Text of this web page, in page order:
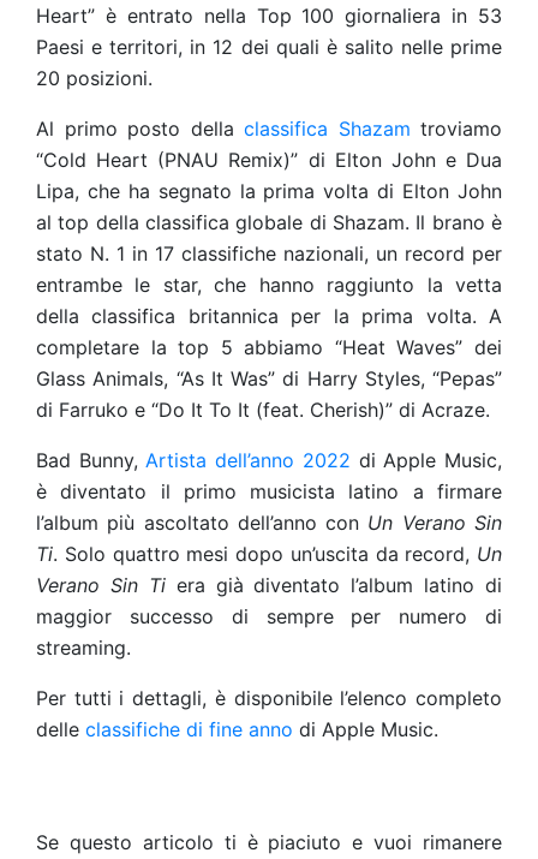
Heart” è entrato nella Top 100 giornaliera in 53
Paesi e territori, in 12 dei quali è salito nelle prime
20 posizioni.
Al primo posto della classifica Shazam troviamo
“Cold Heart (PNAU Remix)” di Elton John e Dua
Lipa, che ha segnato la prima volta di Elton John
al top della classifica globale di Shazam. Il brano è
stato N. 1 in 17 classifiche nazionali, un record per
entrambe le star, che hanno raggiunto la vetta
della classifica britannica per la prima volta. A
completare la top 5 abbiamo “Heat Waves” dei
Glass Animals, “As It Was” di Harry Styles, “Pepas”
di Farruko e “Do It To It (feat. Cherish)” di Acraze.
Bad Bunny,Artista dell’anno 2022 di Apple Music,
è diventato il primo musicista latino a firmare
l’album più ascoltato dell’anno con Un Verano Sin
Ti. Solo quattro mesi dopo un’uscita da record, Un
Verano Sin Tiera già diventato l’album latino di
maggior successo di sempre per numero di
streaming.
Per tutti i dettagli, è disponibile l’elenco completo
delle classifiche di fine anno di Apple Music.
Se questo articolo ti è piaciuto e vuoi rimanere